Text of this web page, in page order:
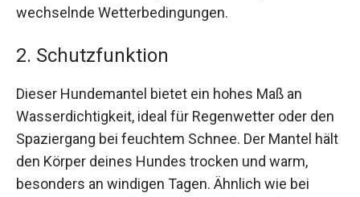
wechselnde Wetterbedingungen.
2. Schutzfunktion
Dieser Hundemantel bietet ein hohes Maß an
Wasserdichtigkeit, ideal für Regenwetter oder den
Spaziergang bei feuchtem Schnee. Der Mantel hält
den Körper deines Hundes trocken und warm,
besonders an windigen Tagen. Ähnlich wie bei